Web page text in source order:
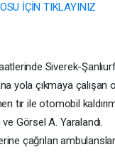
İÇİN TIKLAYINIZ
Siverek-
yola çıkmaya çalışan
tır ile otomobil
Görsel A. Yaralandı.
çağrılan